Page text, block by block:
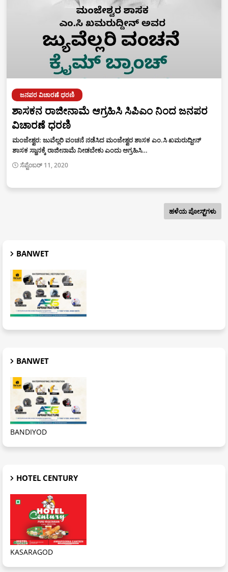
ಜನಪರ ವಿಚಾರಣೆ ಧರಣಿ
ಶಾಸಕನ ರಾಜೀನಾಮೆ ಆಗ್ರಹಿಸಿ ಸಿಪಿಎಂ ನಿಂದ ಜನಪರ
ವಿಚಾರಣೆ ಧರಣಿ
ಮಂಜೇಶ್ವರ: ಜುವೆಲ್ಲರಿ ವಂಚನೆ ನಡೆಸಿದ ಮಂಜೇಶ್ವರ ಶಾಸಕ ಎಂ.ಸಿ ಖಮರುದ್ದೀನ್
ಶಾಸಕ ಸ್ಥಾನಕ್ಕೆ ರಾಜೀನಾಮೆ ನೀಡಬೇಕು ಎಂದು ಆಗ್ರಹಿಸಿ…
ಸೆಪ್ಟೆಂಬರ್ 11, 2020
ಹಳೆಯ ಪೋಸ್ಟ್‌ಗಳು
BANWET
BANWET
BANDIYOD
HOTEL CENTURY
KASARAGOD